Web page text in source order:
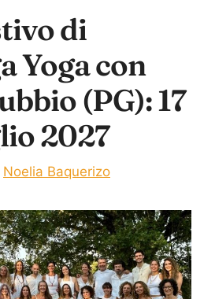
di
Yoga con
(PG): 17
2027
Noelia Baquerizo